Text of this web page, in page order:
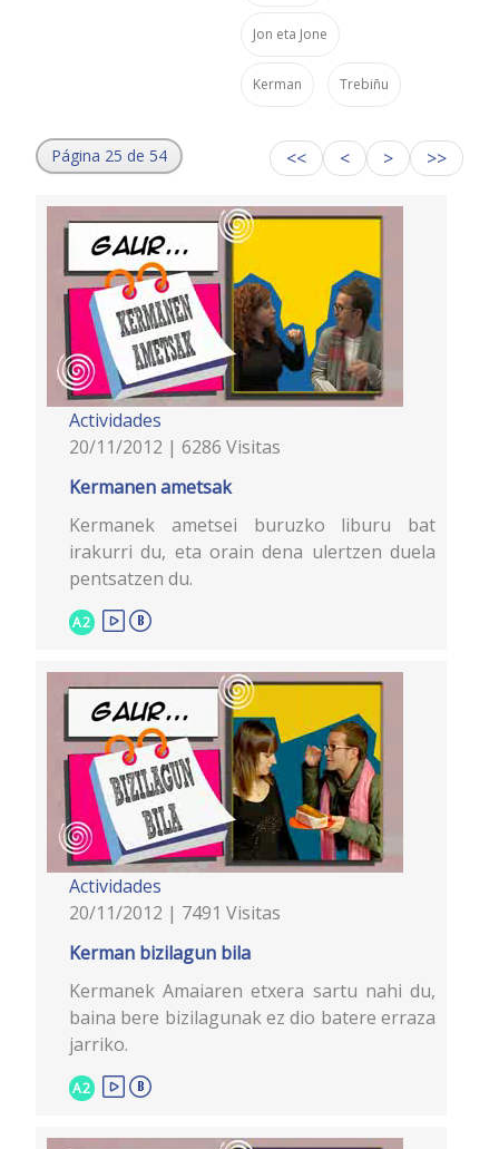
Jon eta Jone
Kerman Trebiñu
Página 25 de 54 << < > >>
Actividades
20/11/2012 | 6286 Visitas
Kermanen ametsak
Kermanek ametsei buruzko liburu bat
irakurri du, eta orain dena ulertzen duela
pentsatzen du.
A2
Actividades
20/11/2012 | 7491 Visitas
Kerman bizilagun bila
Kermanek Amaiaren etxera sartu nahi du,
baina bere bizilagunak ez dio batere erraza
jarriko.
A2